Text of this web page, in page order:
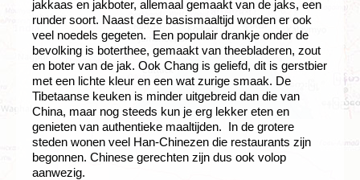
jakkaas en jakboter, allemaal gemaakt van de jaks, een
runder soort. Naast deze basismaaltijd worden er ook
veel noedels gegeten. Een populair drankje onder de
bevolking is boterthee, gemaakt van theebladeren, zout
en boter van de jak. Ook Chang is geliefd, dit is gerstbier
met een lichte kleur en een wat zurige smaak. De
Tibetaanse keuken is minder uitgebreid dan die van
China, maar nog steeds kun je erg lekker eten en
genieten van authentieke maaltijden. In de grotere
steden wonen veel Han-Chinezen die restaurants zijn
begonnen. Chinese gerechten zijn dus ook volop
aanwezig.